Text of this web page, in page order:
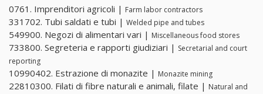
0761. Imprenditori agricoli | Farm labor contractors
331702. Tubi saldati e tubi | Welded pipe and tubes
549900. Negozi di alimentari vari | Miscellaneous food stores
733800. Segreteria e rapporti giudiziari | Secretarial and court
reporting
10990402. Estrazione di monazite | Monazite mining
22810300. Filati di fibre naturali e animali, filate | Natural and